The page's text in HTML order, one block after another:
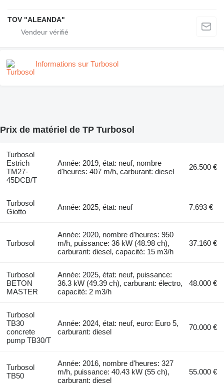
TOV "ALEANDA"
Informations sur Turbosol
Prix de matériel de TP Turbosol
Turbosol
Estrich
TM27-
45DCB/T
Année: 2019, état: neuf, nombre
d'heures: 407 m/h, carburant: diesel
26.500 €
Turbosol
Giotto
Année: 2025, état: neuf 7.693 €
Turbosol
Année: 2020, nombre d'heures: 950
m/h, puissance: 36 kW (48.98 ch),
carburant: diesel, capacité: 15 m3/h
37.160 €
Turbosol
BETON
MASTER
Année: 2025, état: neuf, puissance:
36.3 kW (49.39 ch), carburant: électro,
capacité: 2 m3/h
48.000 €
Turbosol
TB30
concrete
pump TB30/T
Année: 2024, état: neuf, euro: Euro 5,
carburant: diesel
70.000 €
Turbosol
TB50
Année: 2016, nombre d'heures: 327
m/h, puissance: 40.43 kW (55 ch),
carburant: diesel
55.000 €